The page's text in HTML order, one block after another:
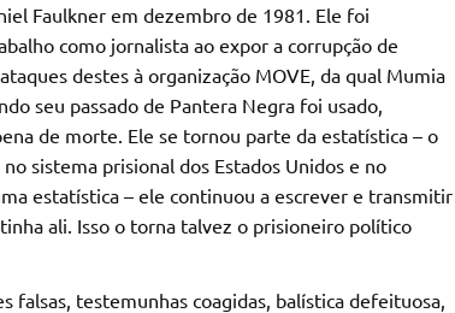
Faulkner em dezembro de 1981. Ele foi
como jornalista ao expor a corrupção de
destes à organização MOVE, da qual Mumia
seu passado de Pantera Negra foi usado,
de morte. Ele se tornou parte da estatística – o
sistema prisional dos Estados Unidos e no
estatística – ele continuou a escrever e transmitir
ali. Isso o torna talvez o prisioneiro político
falsas, testemunhas coagidas, balística defeituosa,